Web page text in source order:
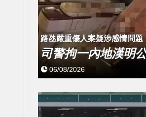
​路氹嚴重傷人案疑涉感情問題
司警拘一內地漢明
06/08/2026